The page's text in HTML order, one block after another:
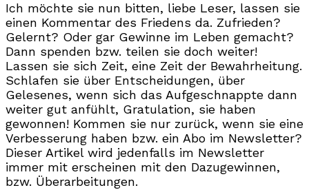
Ich möchte sie nun bitten, liebe Leser, lassen sie
einen Kommentar des Friedens da. Zufrieden?
Gelernt? Oder gar Gewinne im Leben gemacht?
Dann spenden bzw. teilen sie doch weiter!
Lassen sie sich Zeit, eine Zeit der Bewahrheitung.
Schlafen sie über Entscheidungen, über
Gelesenes, wenn sich das Aufgeschnappte dann
weiter gut anfühlt, Gratulation, sie haben
gewonnen! Kommen sie nur zurück, wenn sie eine
Verbesserung haben bzw. ein Abo im Newsletter?
Dieser Artikel wird jedenfalls im Newsletter
immer mit erscheinen mit den Dazugewinnen,
bzw. Überarbeitungen.